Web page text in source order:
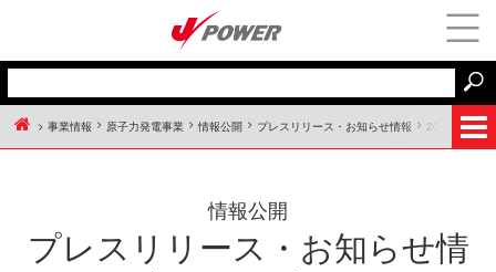
事業情報 原子力発電事業 情報公開 プレスリリース・お知らせ情報 2013年
情報公開
プレスリリース・お知らせ情